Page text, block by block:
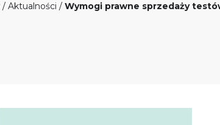
/ Aktualności / Wymogi prawne sprzedaży